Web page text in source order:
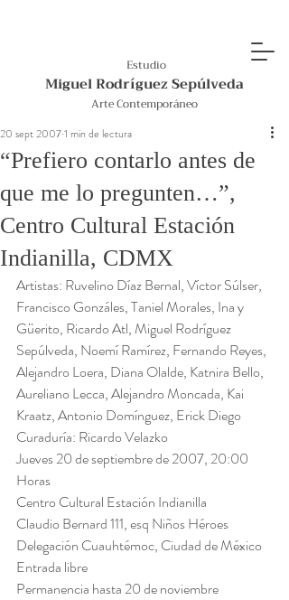
Estudio
Miguel Rodríguez Sepúlveda
Arte Contemporáneo
“Prefiero contarlo antes de
que me lo pregunten…”,
Centro Cultural Estación
Indianilla, CDMX
20 sept 20071 min de lectura
Artistas: Ruvelino Díaz Bernal, Víctor Súlser,
Francisco Gonzáles, Taniel Morales, Ina y
Güerito, Ricardo Atl, Miguel Rodríguez
Sepúlveda, Noemí Ramírez, Fernando Reyes,
Alejandro Loera, Diana Olalde, Katnira Bello,
Aureliano Lecca, Alejandro Moncada, Kai
Kraatz, Antonio Domínguez, Erick Diego
Curaduría: Ricardo Velazko
Jueves 20 de septiembre de 2007, 20:00
Horas
Centro Cultural Estación Indianilla
Claudio Bernard 111, esq Niños Héroes
Delegación Cuauhtémoc, Ciudad de México
Entrada libre
Permanencia hasta 20 de noviembre